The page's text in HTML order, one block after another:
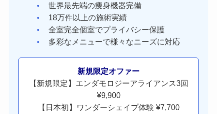
世界最先端の痩身機器完備
18万件以上の施術実績
全室完全個室でプライバシー保護
多彩なメニューで様々なニーズに対応
新規限定オファー
【新規限定】エンダモロジーアライアンス3回
¥9,900
【日本初】ワンダーシェイプ体験 ¥7,700